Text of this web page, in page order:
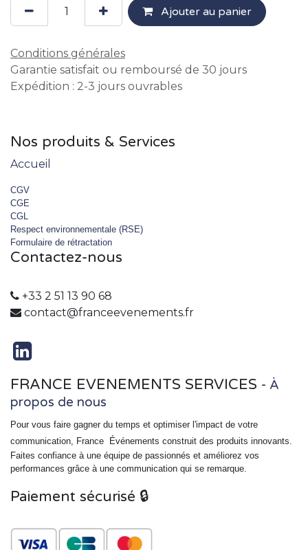
Ajouter au panier
Conditions générales
Garantie satisfait ou remboursé de 30 jours
Expédition : 2-3 jours ouvrables
Nos produits & Services
Accueil
CGV
CGE
CGL
Respect environnementale (RSE)
Formulaire de rétractation
Contactez-nous
+33 2 51 13 90 68
contact@franceevenements.fr
FRANCE EVENEMENTS SERVICES - À
propos de nous
Pour vous faire gagner du temps et optimiser l'impact de votre
communication, France
Événements construit des produits innovants.
Faites confiance à une équipe de passionnés et améliorez vos
performances grâce à une communication qui se remarque.
Paiement sécurisé 🔒